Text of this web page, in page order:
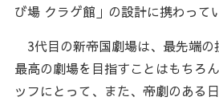
び場 クラゲ館」の設計に携わって
3代目の新帝国劇場は、最先端の
最高の劇場を目指すことはもちろ
ッフにとって、また、帝劇のある